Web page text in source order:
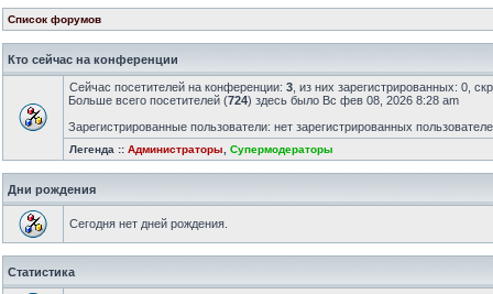
Список форумов
Кто сейчас на конференции
Сейчас посетителей на конференции: 3 , из них зарегистрированных: 0,
Больше всего посетителей (724) здесь было Вс фев 08, 2026 8:28 am
Зарегистрированные пользователи: нет зарегистрированных
Легенда :: Администраторы Супермодераторы
Дни рождения
Сегодня нет дней рождения.
Статистика